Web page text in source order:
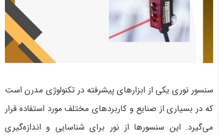
سنسور نوری یکی از ابزارهای پیشرفته در تکنولوژی مدرن است
که در بسیاری از صنایع و کاربردهای مختلف مورد استفاده قرار
می‌گیرد. این سنسورها از نور برای شناسایی و اندازه‌گیری